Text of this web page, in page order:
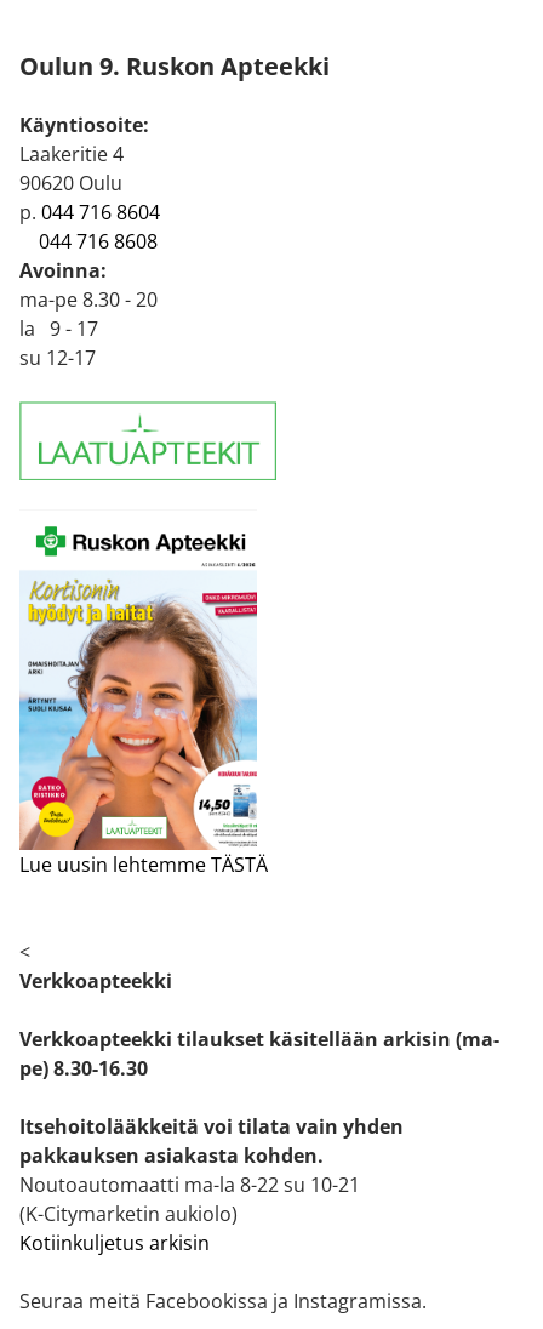
Oulun 9. Ruskon Apteekki
Käyntiosoite:
Laakeritie 4
90620 Oulu
p. 044 716 8604
044 716 8608
Avoinna:
ma-pe 8.30 - 20
la 9 - 17
su 12-17
Lue uusin lehtemme TÄSTÄ
<
Verkkoapteekki
Verkkoapteekki tilaukset käsitellään arkisin (ma-
pe) 8.30-16.30
Itsehoitolääkkeitä voi tilata vain yhden
pakkauksen asiakasta kohden.
Noutoautomaatti ma-la 8-22 su 10-21
(K-Citymarketin aukiolo)
Kotiinkuljetus arkisin
Seuraa meitä Facebookissa ja Instagramissa.